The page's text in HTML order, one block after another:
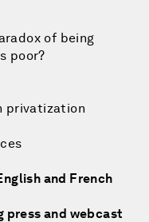
of being
poor?
privatization
and French
press and webcast